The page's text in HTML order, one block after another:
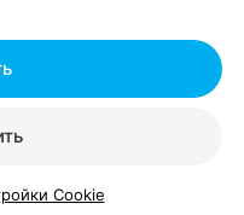
Cookie